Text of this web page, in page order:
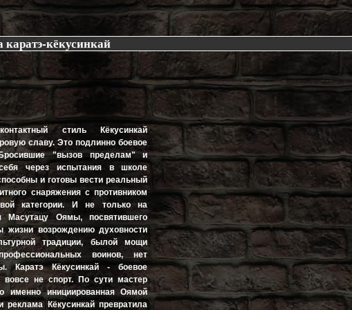
каратэ-кёкусинкай
стиль Кёкусинкай
славу. Это подлинно боевое
"вызов пределам" и
через испытания в школе
и готовы вести реальный
снаряжения с противником
категории. И не только на
Масутацу Оямы, посвятившего
жизни возрождению духовности
традиции, былой мощи
воинов, нет
Каратэ Кёкусинкай - боевое
вовсе не спорт. По сути мастер
именно инициированная Оямой
реклама Кёкусинкай превратила